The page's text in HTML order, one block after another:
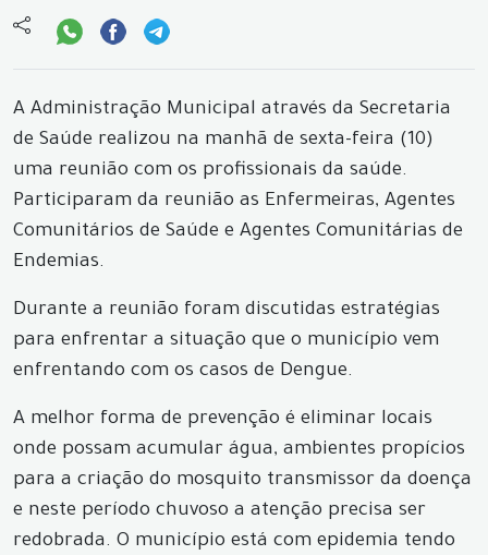
A Administração Municipal através da Secretaria
de Saúde realizou na manhã de sexta-feira (10)
uma reunião com os profissionais da saúde.
Participaram da reunião as Enfermeiras, Agentes
Comunitários de Saúde e Agentes Comunitárias de
Endemias.
Durante a reunião foram discutidas estratégias
para enfrentar a situação que o município vem
enfrentando com os casos de Dengue.
A melhor forma de prevenção é eliminar locais
onde possam acumular água, ambientes propícios
para a criação do mosquito transmissor da doença
e neste período chuvoso a atenção precisa ser
redobrada. O município está com epidemia tendo